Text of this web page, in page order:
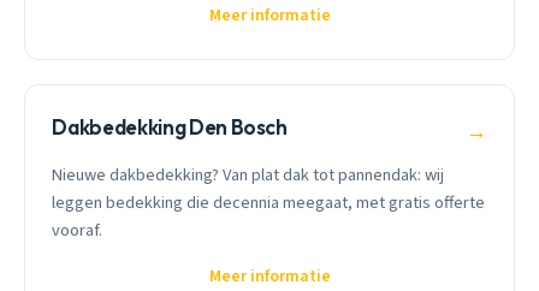
Meer informatie
Dakbedekking Den Bosch →
Nieuwe dakbedekking? Van plat dak tot pannendak: wij
leggen bedekking die decennia meegaat, met gratis offerte
vooraf.
Meer informatie